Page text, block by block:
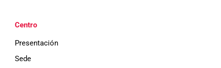
Centro
Presentación
Sede